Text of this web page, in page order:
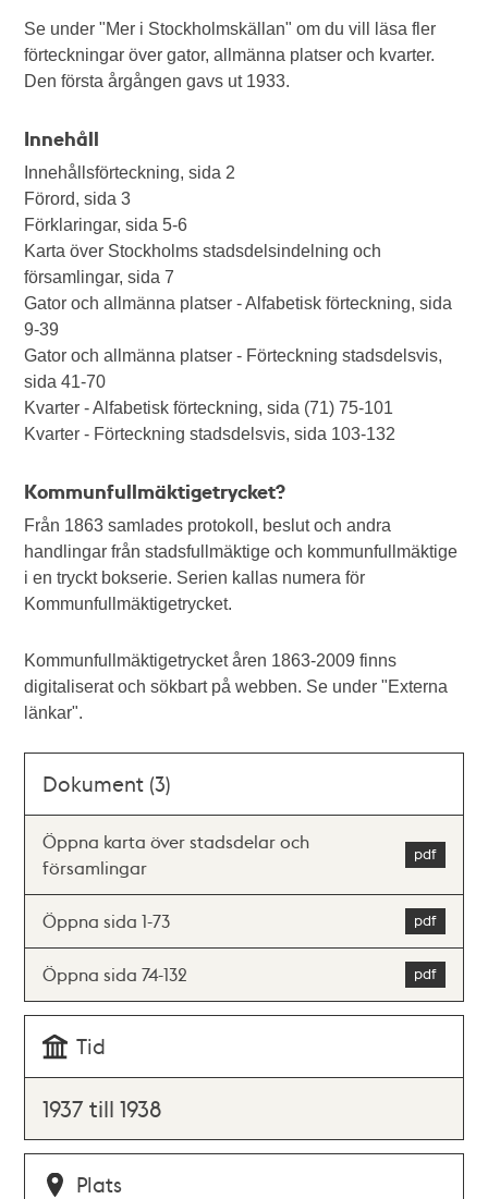
Se under "Mer i Stockholmskällan" om du vill läsa fler
förteckningar över gator, allmänna platser och kvarter.
Den första årgången gavs ut 1933.
Innehåll
Innehållsförteckning, sida 2
Förord, sida 3
Förklaringar, sida 5-6
Karta över Stockholms stadsdelsindelning och
församlingar, sida 7
Gator och allmänna platser - Alfabetisk förteckning, sida
9-39
Gator och allmänna platser - Förteckning stadsdelsvis,
sida 41-70
Kvarter - Alfabetisk förteckning, sida (71) 75-101
Kvarter - Förteckning stadsdelsvis, sida 103-132
Kommunfullmäktigetrycket?
Från 1863 samlades protokoll, beslut och andra
handlingar från stadsfullmäktige och kommunfullmäktige
i en tryckt bokserie. Serien kallas numera för
Kommunfullmäktigetrycket.
Kommunfullmäktigetrycket åren 1863-2009 finns
digitaliserat och sökbart på webben. Se under "Externa
länkar".
Dokument (3)
Öppna karta över stadsdelar och
församlingar
Öppna sida 1-73
Öppna sida 74-132
Tid
1937 till 1938
Plats